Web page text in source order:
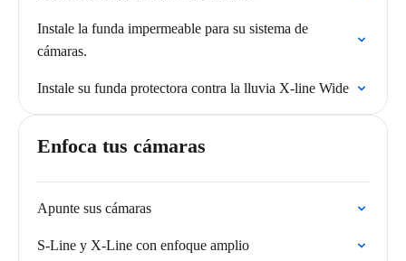
Instale la funda impermeable para su sistema de
cámaras.
Instale su funda protectora contra la lluvia X-line Wide
Enfoca tus cámaras
Apunte sus cámaras
S-Line y X-Line con enfoque amplio